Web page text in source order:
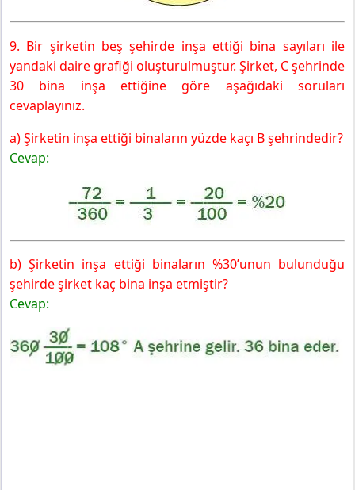
9. Bir şirketin beş şehirde inşa ettiği bina sayıları ile
yandaki daire grafiği oluşturulmuştur. Şirket, C şehrinde
30 bina inşa ettiğine göre aşağıdaki soruları
cevaplayınız.
a) Şirketin inşa ettiği binaların yüzde kaçı B şehrindedir?
Cevap:
b) Şirketin inşa ettiği binaların %30’unun bulunduğu
şehirde şirket kaç bina inşa etmiştir?
Cevap: